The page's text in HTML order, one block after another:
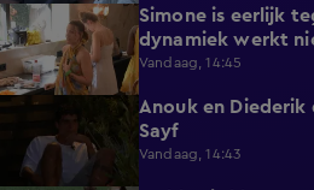
1:12
Simone is eerlijk
dynamiek werkt
Vandaag, 14:45
0:48
Anouk en Diederik
Sayf
Vandaag, 14:43